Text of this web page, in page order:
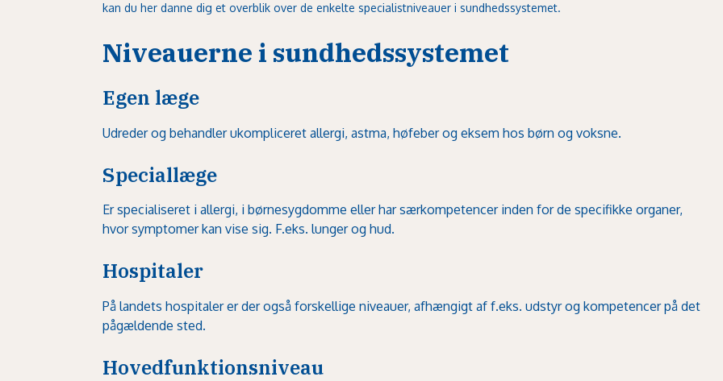
kan du her danne dig et overblik over de enkelte specialistniveauer i sundhedssystemet.
Niveauerne i sundhedssystemet
Egen læge
Udreder og behandler ukompliceret allergi, astma, høfeber og eksem hos børn og voksne.
Speciallæge
Er specialiseret i allergi, i børnesygdomme eller har særkompetencer inden for de specifikke organer,
hvor symptomer kan vise sig. F.eks. lunger og hud.
Hospitaler
På landets hospitaler er der også forskellige niveauer, afhængigt af f.eks. udstyr og kompetencer på det
pågældende sted.
Hovedfunktionsniveau